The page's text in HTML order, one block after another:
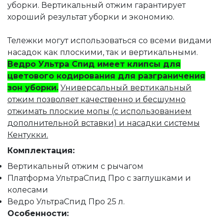
уборки. Вертикальный отжим гарантирует
хороший результат уборки и экономию.
Тележки могут использоваться со всеми видами
насадок как плоскими, так и вертикальными.
Ведро Ультра Спид имеет клипсы для
цветового кодирования для разграничения
зон уборки. Универсальный вертикальный
отжим позволяет качественно и бесшумно
отжимать плоские мопы (с использованием
дополнительной вставки) и насадки системы
Кентукки.
Комплектация:
Вертикальный отжим с рычагом
Платформа УльтраСпид Про с заглушками и
колесами
Ведро УльтраСпид Про 25 л.
Особенности: